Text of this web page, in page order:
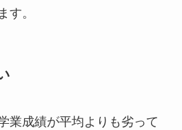
す。
業成績が平均よりも劣って